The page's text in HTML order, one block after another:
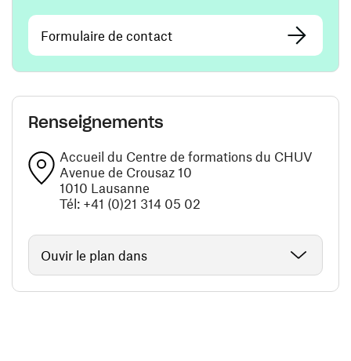
Formulaire de contact
Renseignements
Accueil du Centre de formations du CHUV
Avenue de Crousaz 10
1010 Lausanne
Tél: +41 (0)21 314 05 02
Ouvir le plan dans